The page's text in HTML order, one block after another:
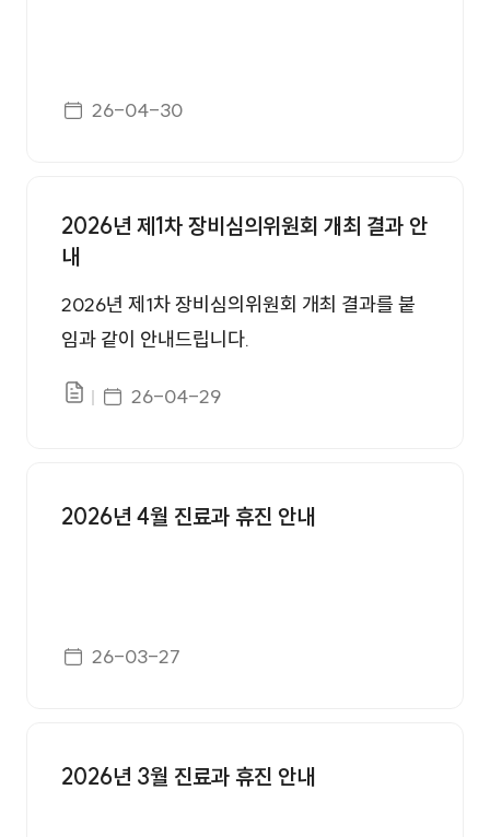
게시일자
26-04-30
2026년 제1차 장비심의위원회 개최 결과 안
내
2026년 제1차 장비심의위원회 개최 결과를 붙
임과 같이 안내드립니다.
파일있음게시일자
26-04-29
2026년 4월 진료과 휴진 안내
게시일자
26-03-27
2026년 3월 진료과 휴진 안내